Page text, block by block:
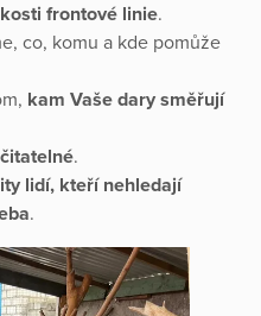
frontové linie.
co, komu a kde pomůže
kam Vaše dary směřují
.
lidí, kteří nehledají
.